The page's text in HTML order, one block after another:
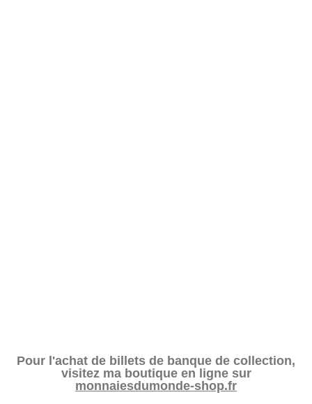
Pour l'achat de billets de banque de collection,
visitez ma boutique en ligne sur
monnaiesdumonde-shop.fr